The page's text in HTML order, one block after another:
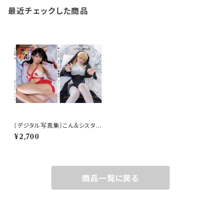
最近チェックした商品
〔デジタル写真集〕こん&シスタ
ー
¥2,700
商品一覧に戻る